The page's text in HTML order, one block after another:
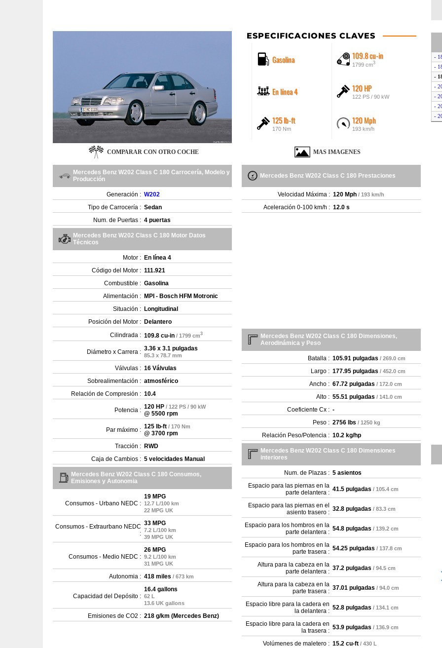
ESPECIFICACIONES CLAVES
Gasolina 109.8 cu-in
1799 cm3
En línea 4 120 HP
122 PS / 90 kW
125 lb-ft
170 Nm
120 Mph
193 km/h
COMPARAR CON OTRO COCHE MAS IMAGENES
Mercedes Benz W202 Class C 180 Carrocería, Modelo y
Producción
Generación : W202
Tipo de Carrocería : Sedan
Num. de Puertas : 4 puertas
Mercedes Benz W202 Class C 180 Motor Datos
Técnicos
Motor : En línea 4
Código del Motor : 111.921
Combustible : Gasolina
Alimentación : MPI - Bosch HFM Motronic
Situación : Longitudinal
Posición del Motor : Delantero
Cilindrada : 109.8 cu-in / 1799 cm3
Diámetro x Carrera : 3.36 x 3.1 pulgadas
85.3 x 78.7 mm
Válvulas : 16 Válvulas
Sobrealimentación : atmosférico
Relación de Compresión : 10.4
Potencia : 120 HP / 122 PS / 90 kW
@ 5500 rpm
Par máximo : 125 lb-ft / 170 Nm
@ 3700 rpm
Tracción : RWD
Caja de Cambios : 5 velocidades Manual
Mercedes Benz W202 Class C 180 Consumos,
Emisiones y Autonomia
Consumos - Urbano NEDC :
19 MPG
12.7 L/100 km
22 MPG UK
Consumos - Extraurbano NEDC
:
33 MPG
7.2 L/100 km
39 MPG UK
Consumos - Medio NEDC :
26 MPG
9.2 L/100 km
31 MPG UK
Autonomia : 418 miles / 673 km
Capacidad del Depósito :
16.4 gallons
62 L
13.6 UK gallons
Emisiones de CO2 : 218 g/km (Mercedes Benz)
Mercedes Benz W202 Class C 180 Prestaciones
Velocidad Máxima : 120 Mph / 193 km/h
Aceleración 0-100 km/h : 12.0 s
Mercedes Benz W202 Class C 180 Dimensiones,
Aerodinámica y Peso
Batalla : 105.91 pulgadas / 269.0 cm
Largo : 177.95 pulgadas / 452.0 cm
Ancho : 67.72 pulgadas / 172.0 cm
Alto : 55.51 pulgadas / 141.0 cm
Coeficiente Cx : -
Peso : 2756 lbs / 1250 kg
Relación Peso/Potencia : 10.2 kg/hp
Mercedes Benz W202 Class C 180 Dimensiones
interiores
Num. de Plazas : 5 asientos
Espacio para las piernas en la
parte delantera : 41.5 pulgadas / 105.4 cm
Espacio para las piernas en el
asiento trasero : 32.8 pulgadas / 83.3 cm
Espacio para los hombros en la
parte delantera : 54.8 pulgadas / 139.2 cm
Espacio para los hombros en la
parte trasera : 54.25 pulgadas / 137.8 cm
Altura para la cabeza en la
parte delantera : 37.2 pulgadas / 94.5 cm
Altura para la cabeza en la
parte trasera : 37.01 pulgadas / 94.0 cm
Espacio libre para la cadera en
la delantera : 52.8 pulgadas / 134.1 cm
Espacio libre para la cadera en
la trasera : 53.9 pulgadas / 136.9 cm
Volúmenes de maletero : 15.2 cu-ft / 430 L
-
-
-
-
-
-
-